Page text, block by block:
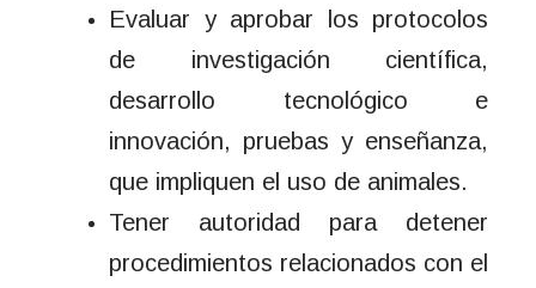
Evaluar y aprobar los protocolos
de investigación científica,
desarrollo tecnológico e
innovación, pruebas y enseñanza,
que impliquen el uso de animales.
Tener autoridad para detener
procedimientos relacionados con el